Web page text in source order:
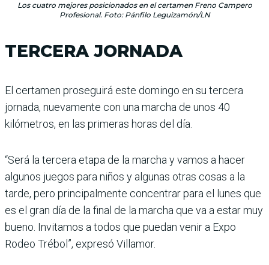
Los cuatro mejores posicionados en el certamen Freno Campero
Profesional. Foto: Pánfilo Leguizamón/LN
TERCERA JORNADA
El certamen proseguirá este domingo en su tercera
jornada, nuevamente con una marcha de unos 40
kilómetros, en las primeras horas del día.
“Será la tercera etapa de la marcha y vamos a hacer
algunos juegos para niños y algunas otras cosas a la
tarde, pero principalmente concentrar para el lunes que
es el gran día de la final de la marcha que va a estar muy
bueno. Invitamos a todos que puedan venir a Expo
Rodeo Trébol”, expresó Villamor.